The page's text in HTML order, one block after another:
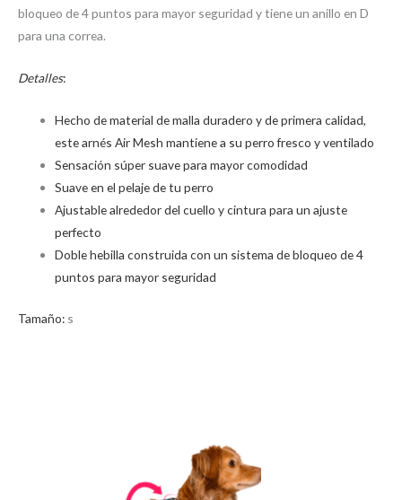
bloqueo de 4 puntos para mayor seguridad y tiene un anillo en D
para una correa.
Detalles:
Hecho de material de malla duradero y de primera calidad,
este arnés Air Mesh mantiene a su perro fresco y ventilado
Sensación súper suave para mayor comodidad
Suave en el pelaje de tu perro
Ajustable alrededor del cuello y cintura para un ajuste
perfecto
Doble hebilla construida con un sistema de bloqueo de 4
puntos para mayor seguridad
Tamaño: s